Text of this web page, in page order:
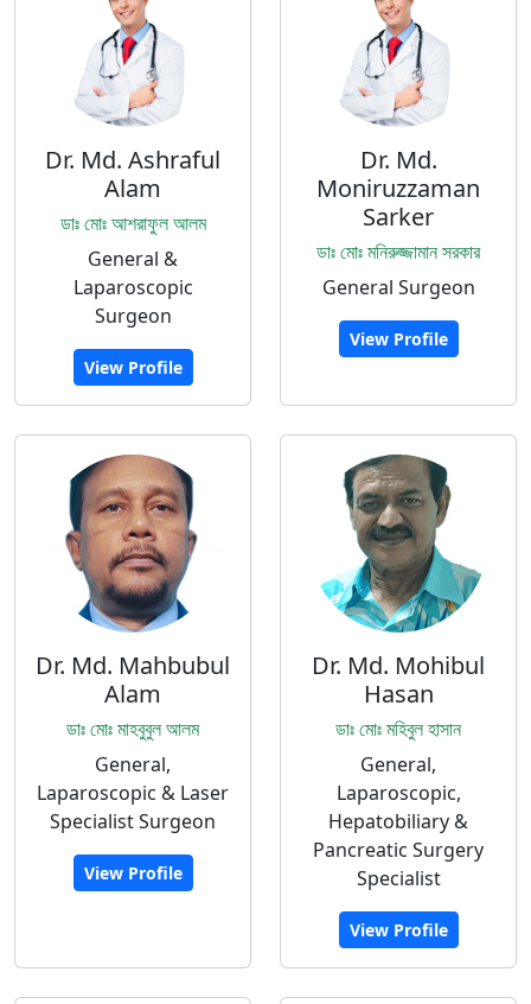
Dr. Md. Ashraful
Alam
ডাঃ মোঃ আশরাফুল আলম
General &
Laparoscopic
Surgeon
View Profile
Dr. Md.
Moniruzzaman
Sarker
ডাঃ মোঃ মনিরুজ্জামান সরকার
General Surgeon
View Profile
Dr. Md. Mahbubul
Alam
ডাঃ মোঃ মাহবুবুল আলম
General,
Laparoscopic & Laser
Specialist Surgeon
View Profile
Dr. Md. Mohibul
Hasan
ডাঃ মোঃ মহিবুল হাসান
General,
Laparoscopic,
Hepatobiliary &
Pancreatic Surgery
Specialist
View Profile